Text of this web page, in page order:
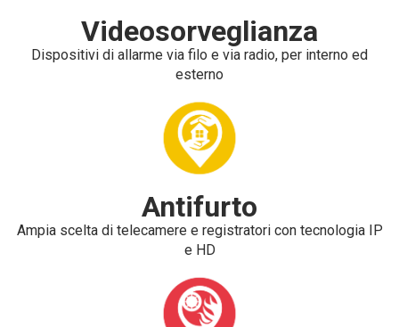
Videosorveglianza
Dispositivi di allarme via filo e via radio, per interno ed
esterno
Antifurto
Ampia scelta di telecamere e registratori con tecnologia IP
e HD